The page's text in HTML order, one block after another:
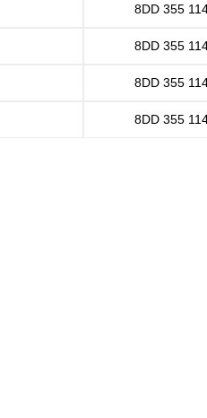
8DD 355
8DD 355
8DD 355
8DD 355